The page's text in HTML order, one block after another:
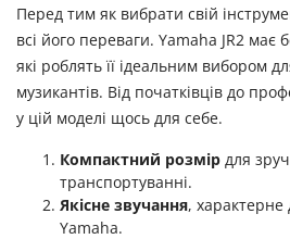
Перед тим як вибрати свій
всі його переваги. Yamaha JR2 має
які роблять її ідеальним вибором
музикантів. Від початківців до
у цій моделі щось для себе.
Компактний розмір для
транспортуванні.
Якісне звучання, характерне
Yamaha.